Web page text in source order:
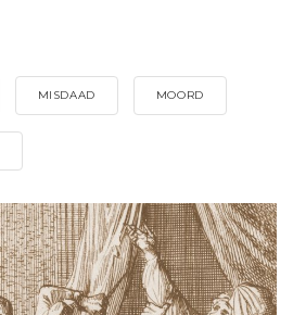
MISDAAD MOORD